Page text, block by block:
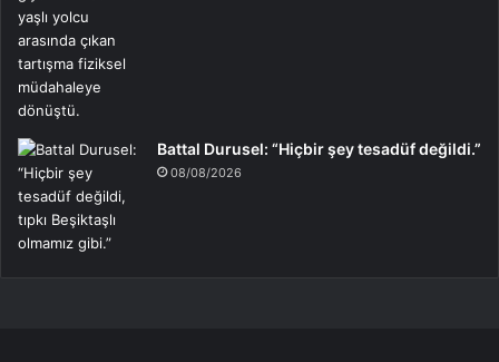
Battal Durusel: “Hiçbir şey tesadüf değildi.”
08/08/2026